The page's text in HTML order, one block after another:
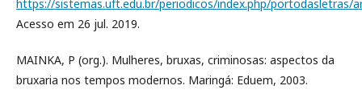
https://sistemas.uft.edu.br/periodicos/index.php/portodasletras/
Acesso em 26 jul. 2019.
MAINKA, P (org.). Mulheres, bruxas, criminosas: aspectos da
bruxaria nos tempos modernos. Maringá: Eduem, 2003.